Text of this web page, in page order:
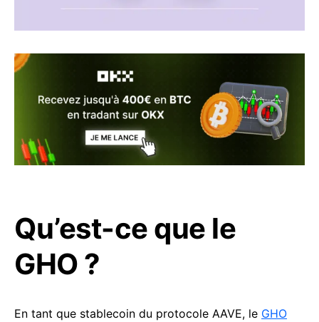
Qu’est-ce que le
GHO ?
En tant que stablecoin du protocole AAVE, le GHO